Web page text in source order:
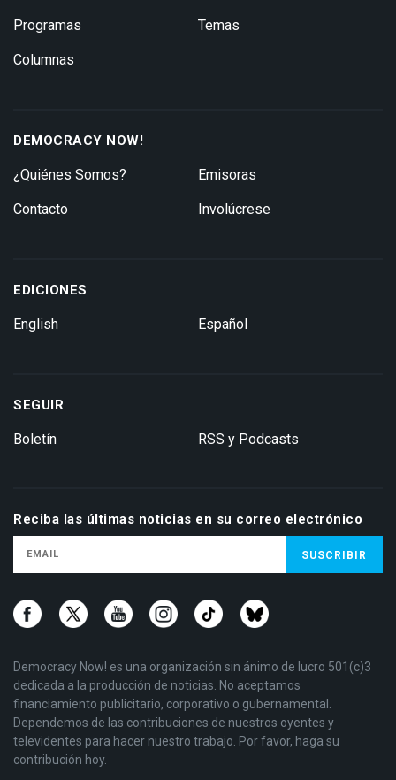
Programas
Columnas
Temas
DEMOCRACY NOW!
¿Quiénes Somos?
Contacto
Emisoras
Involúcrese
EDICIONES
English Español
SEGUIR
Boletín RSS y Podcasts
Reciba las últimas noticias en su correo electrónico
Democracy Now! es una organización sin ánimo de lucro 501(c)3
dedicada a la producción de noticias. No aceptamos
financiamiento publicitario, corporativo o gubernamental.
Dependemos de las contribuciones de nuestros oyentes y
televidentes para hacer nuestro trabajo. Por favor, haga su
contribución hoy.